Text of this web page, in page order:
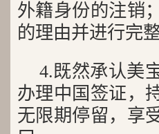
外籍身份的注销
的理由并进行完
4.既然承认美
办理中国签证，
无限期停留，享